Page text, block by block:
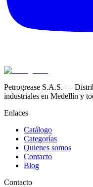
Petrogrease S.A.S. —
industriales en Medellín y
Enlaces
Catálogo
Categorías
Quienes somos
Contacto
Blog
Contacto